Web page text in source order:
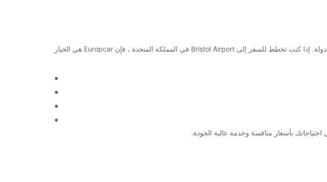
تعتبر Europcar واحدة من شركات تأجير السيارات الرائدة في العالم وتوفر خدماتها في أكثر من 160 دولة. إذا كنت تخطط للسفر إلى Bristol Airport في المملكة المتحدة ، فإن Europcar هي الخيار